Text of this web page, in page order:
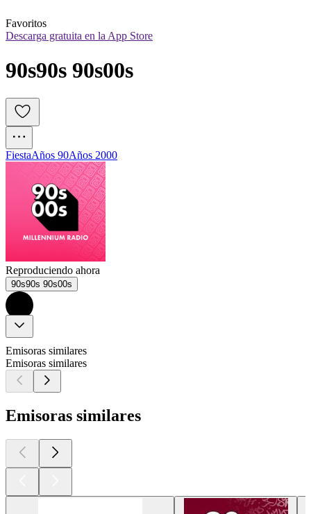
Favoritos
Descarga gratuita en la App Store
90s90s 90s00s
FiestaAños 90Años 2000
Reproduciendo ahora
90s90s 90s00s
Emisoras similares
Emisoras similares
Emisoras similares